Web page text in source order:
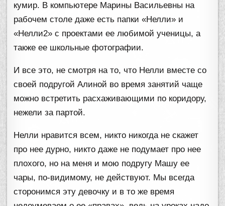
кумир. В компьютере Марины Васильевны на
рабочем столе даже есть папки «Нелли» и
«Нелли2» с проектами ее любимой ученицы, а
также ее школьные фотографии.
И все это, не смотря на то, что Нелли вместе со
своей подругой Алиной во время занятий чаще
можно встретить расхаживающими по коридору,
нежели за партой.
Нелли нравится всем, никто никогда не скажет
про нее дурно, никто даже не подумает про нее
плохого, но на меня и мою подругу Машу ее
чары, по-видимому, не действуют. Мы всегда
сторонимся эту девочку и в то же время